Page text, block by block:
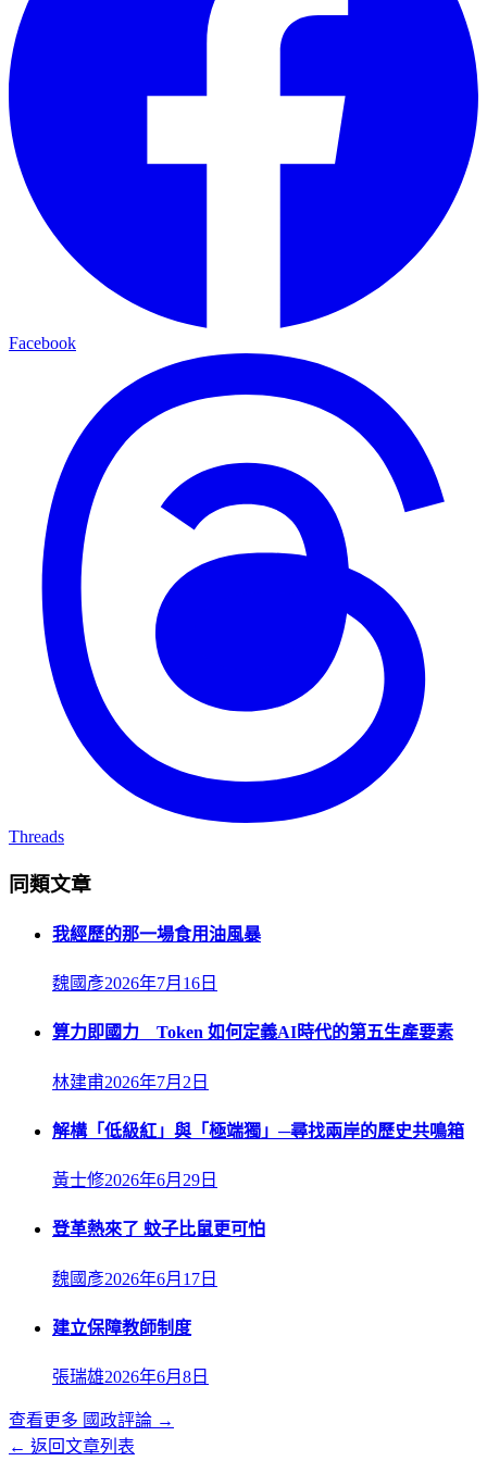
Facebook
Threads
同類文章
我經歷的那一場食用油風暴
魏國彥2026年7月16日
算力即國力 Token 如何定義AI時代的第五生產要素
林建甫2026年7月2日
解構「低級紅」與「極端獨」─尋找兩岸的歷史共鳴箱
黃士修2026年6月29日
登革熱來了 蚊子比鼠更可怕
魏國彥2026年6月17日
建立保障教師制度
張瑞雄2026年6月8日
查看更多 國政評論 →
← 返回文章列表